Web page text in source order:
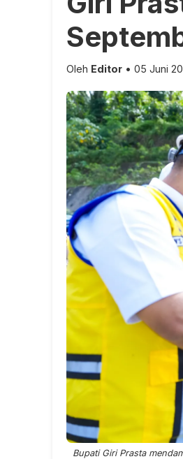
Oleh Editor • 05 Juni
Bupati Giri Prasta